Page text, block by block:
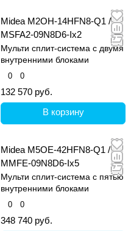
Midea M2OH-14HFN8-Q1 /
MSFA2-09N8D6-Ix2
Мульти сплит-система с двумя
внутренними блоками
0 0
132 570 руб.
В корзину
Midea M5OE-42HFN8-Q1 /
MMFE-09N8D6-Ix5
Мульти сплит-система с пятью
внутренними блоками
0 0
348 740 руб.